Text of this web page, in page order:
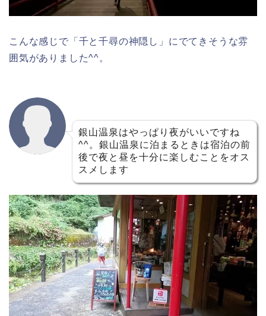
こんな感じで「千と千尋の神隠し」にでてきそうな雰
囲気がありました^^。
銀山温泉はやっぱり夜がいいですね
^^。銀山温泉に泊まるときは宿泊の前
後で夜と昼を十分に楽しむことをオス
スメします